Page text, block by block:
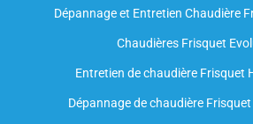
Dépannage et Entretien Chaudière
Chaudières Frisquet
Entretien de chaudière Frisquet
Dépannage de chaudière